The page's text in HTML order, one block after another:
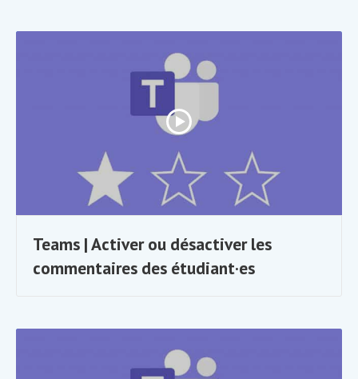
Teams | Activer ou désactiver les
commentaires des étudiant·es